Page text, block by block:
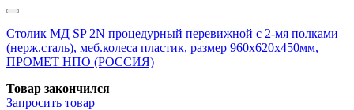
Столик МД SP 2N процедурный перевижной с 2-мя полками
(нерж.сталь), меб.колеса пластик, размер 960x620x450мм,
ПРОМЕТ НПО (РОССИЯ)
Товар закончился
Запросить товар